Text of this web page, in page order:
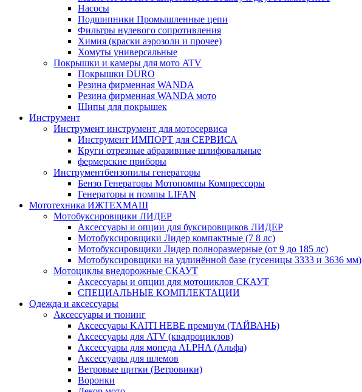
Насосы
Подшипники Промышленные цепи
Фильтры нулевого сопротивления
Химия (краски аэрозоли и прочее)
Хомуты универсальные
Покрышки и камеры для мото ATV
Покрышки DURO
Резина фирменная WANDA
Резина фирменная WANDA мото
Шипы для покрышек
Инструмент
Инструмент инструмент для мотосервиса
Инструмент ИМПОРТ для СЕРВИСА
Круги отрезные абразивные шлифовальные
фермерские приборы
Инструментбензопилы генераторы
Бензо Генераторы Мотопомпы Компрессоры
Генераторы и помпы LIFAN
Мототехника ИЖТЕХМАШ
Мотобуксировщики ЛИДЕР
Аксессуары и опции для буксировщиков ЛИДЕР
Мотобуксировщики Лидер компактные (7 8 лс)
Мотобуксировщики Лидер полноразмерные (от 9 до 185 лс)
Мотобуксировщики на удлинённой базе (гусеницы 3333 и 3636 мм)
Мотоциклы внедорожные СКАУТ
Аксессуары и опции для мотоциклов СКАУТ
СПЕЦИАЛЬНЫЕ КОМПЛЕКТАЦИИ
Одежда и аксессуары
Аксессуары и тюнинг
Аксессуары KAITI HEBE премиум (ТАЙВАНЬ)
Аксессуары для ATV (квадроциклов)
Аксессуары для мопеда ALPHA (Альфа)
Аксессуары для шлемов
Ветровые щитки (Ветровики)
Воронки